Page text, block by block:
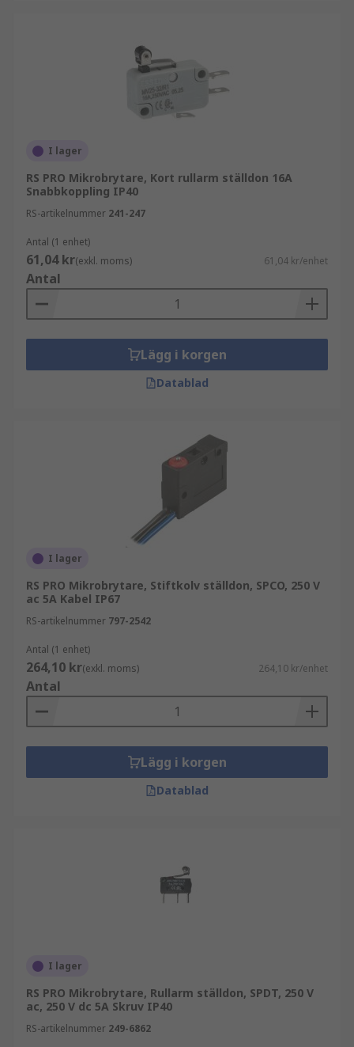
I lager
RS PRO Mikrobrytare, Kort rullarm ställdon 16A
Snabbkoppling IP40
RS-artikelnummer 241-247
Antal (1 enhet)
61,04 kr(exkl. moms) 61,04 kr/enhet
Antal
Lägg i korgen
Datablad
I lager
RS PRO Mikrobrytare, Stiftkolv ställdon, SPCO, 250 V
ac 5A Kabel IP67
RS-artikelnummer 797-2542
Antal (1 enhet)
264,10 kr(exkl. moms) 264,10 kr/enhet
Antal
Lägg i korgen
Datablad
I lager
RS PRO Mikrobrytare, Rullarm ställdon, SPDT, 250 V
ac, 250 V dc 5A Skruv IP40
RS-artikelnummer 249-6862